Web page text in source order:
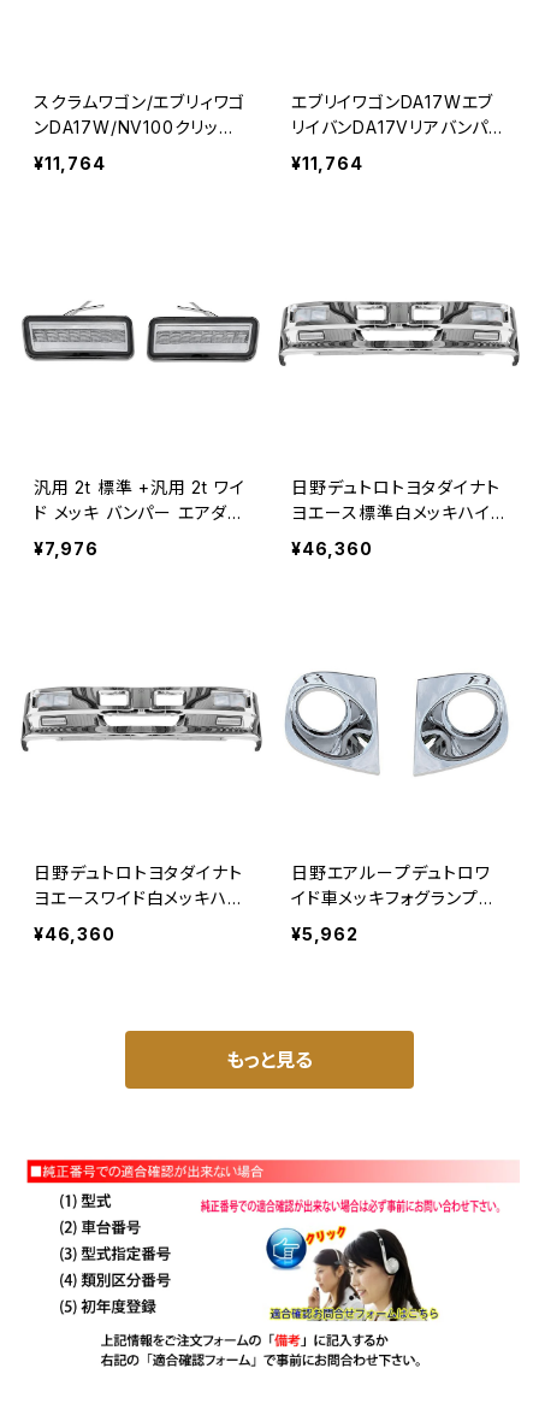
スクラムワゴン/エブリィワゴ
ンDA17W/NV100クリッパ
ーリオリアバンパープロテク
ターリアバンパーステップガ
¥11,764
エブリイワゴンDA17Wエブ
リイバンDA17Vリアバンパ
ーステップガードカバーガ
ーニッシュラゲッジ保護プ
¥11,764
汎用 2t 標準 +汎用 2t ワイ
ド メッキ バンパー エアダム
一体 スポイラー 日野 ふそ
う TOYOTA LEDフォグラン
¥7,976
日野デュトロトヨタダイナト
ヨエース標準白メッキハイ
ブリッドFバンパW1780H45
0FフォグLステー付き12-24
¥46,360
日野デュトロトヨタダイナト
ヨエースワイド白メッキハイ
ブリッドFバンパW2000H4
50FフォグLステー付12-24
¥46,360
日野エアループデュトロワ
イド車メッキフォグランプカ
バー左右セットH23.7～ON
トヨタダイナトヨエーストラ
¥5,962
もっと見る